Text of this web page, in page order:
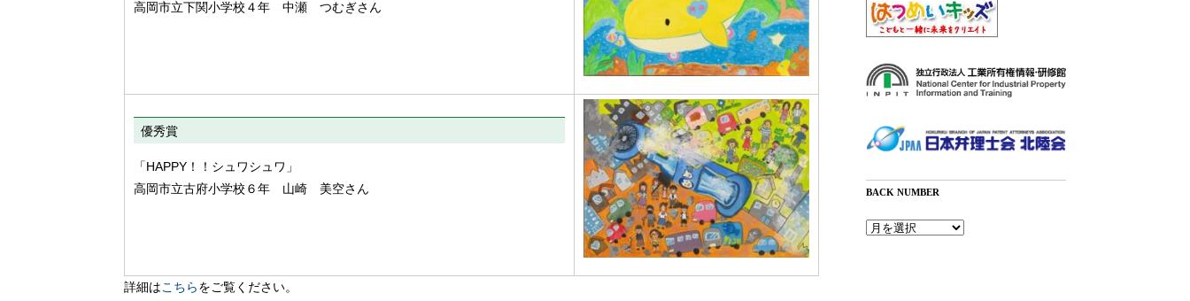
高岡市立下関小学校４年 中瀬 つむぎさん
優秀賞
「HAPPY！！シュワシュワ」
高岡市立古府小学校６年 山崎 美空さん
詳細はこちらをご覧ください。
BACK NUMBER
Back